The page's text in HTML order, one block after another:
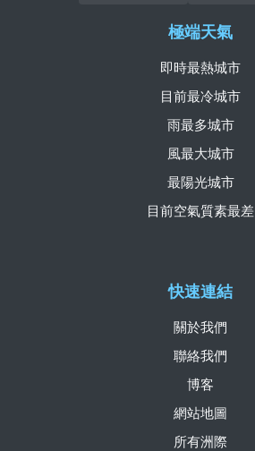
快速連結
關於我們
聯絡我們
博客
網站地圖
所有洲際
極端天氣
即時最熱城市
目前最冷城市
雨最多城市
風最大城市
最陽光城市
目前空氣質素最差